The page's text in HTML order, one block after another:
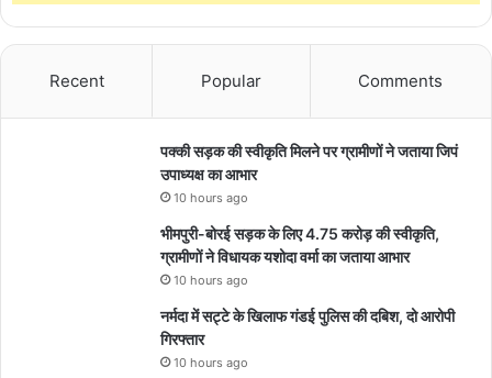
Recent Popular Comments
पक्की सड़क की स्वीकृति मिलने पर ग्रामीणों ने जताया जिपं
उपाध्यक्ष का आभार
10 hours ago
भीमपुरी-बोरई सड़क के लिए 4.75 करोड़ की स्वीकृति,
ग्रामीणों ने विधायक यशोदा वर्मा का जताया आभार
10 hours ago
नर्मदा में सट्टे के खिलाफ गंडई पुलिस की दबिश, दो आरोपी
गिरफ्तार
10 hours ago